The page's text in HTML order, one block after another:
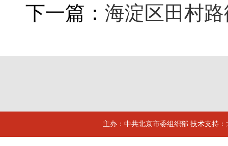
下一篇： 海淀区田村
主办：中共北京市委组织部 技术支持